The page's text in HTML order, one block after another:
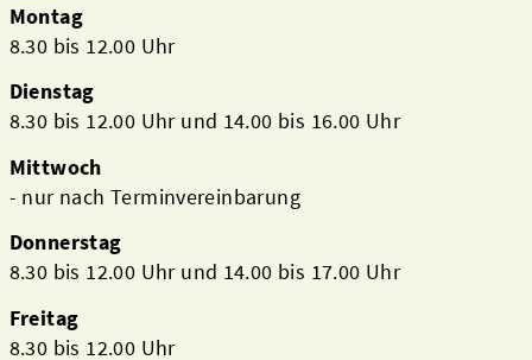
Montag
8.30 bis 12.00 Uhr
Dienstag
8.30 bis 12.00 Uhr und 14.00 bis 16.00 Uhr
Mittwoch
- nur nach Terminvereinbarung
Donnerstag
8.30 bis 12.00 Uhr und 14.00 bis 17.00 Uhr
Freitag
8.30 bis 12.00 Uhr